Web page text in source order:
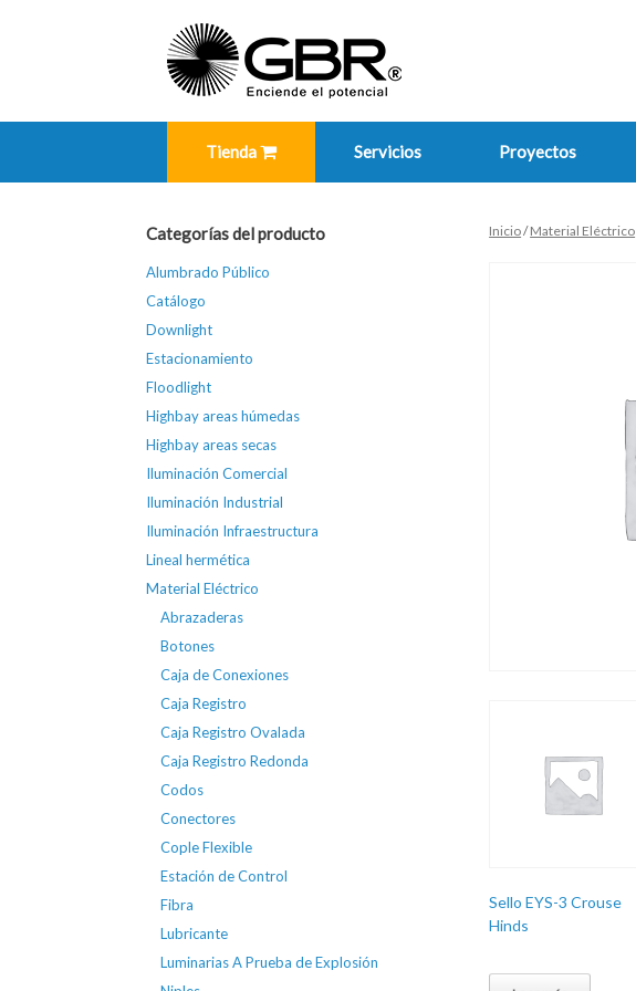
Tienda Servicios Proyectos
Inicio/Material Eléctrico
Sello EYS-3 Crouse
Hinds
Categorías del producto
Alumbrado Público
Catálogo
Downlight
Estacionamiento
Floodlight
Highbay areas húmedas
Highbay areas secas
Iluminación Comercial
Iluminación Industrial
Iluminación Infraestructura
Lineal hermética
Material Eléctrico
Abrazaderas
Botones
Caja de Conexiones
Caja Registro
Caja Registro Ovalada
Caja Registro Redonda
Codos
Conectores
Cople Flexible
Estación de Control
Fibra
Lubricante
Luminarias A Prueba de Explosión